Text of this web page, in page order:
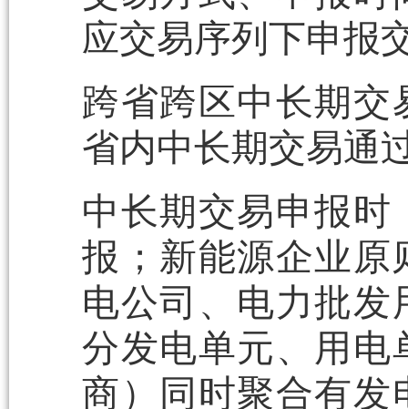
应交易序列下申报
跨省跨区中长期
省内中长期交易通
中长期交易申报
报；新能源企业原
电公司、电力批
分发电单元、用电
商）同时聚合有发